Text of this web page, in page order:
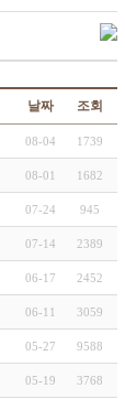
날짜 조회
08-04 1739
08-01 1682
07-24 945
07-14 2389
06-17 2452
06-11 3059
05-27 9588
05-19 3768